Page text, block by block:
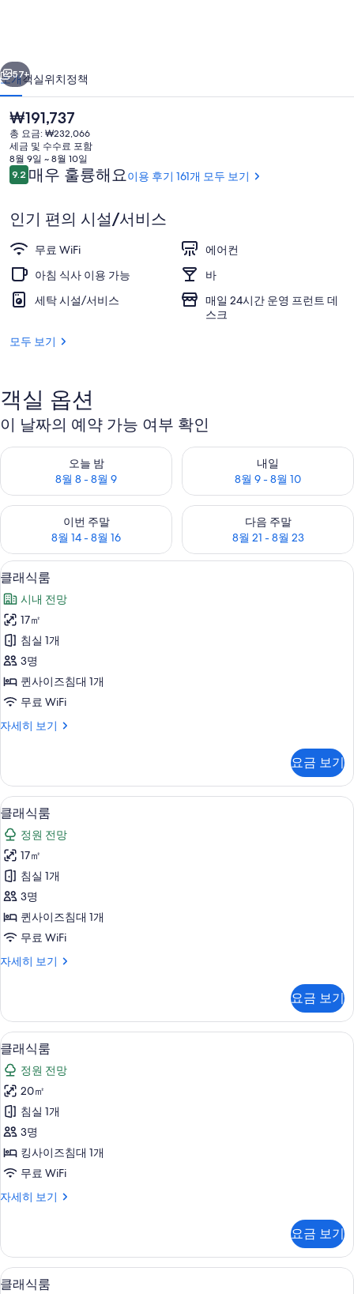
에
의
사
진
갤
리
레스토랑
57+
소개객실위치정책
현
재
가
격
은
₩191,737
₩191,737
총 요금: ₩232,066
세금 및 수수료 포함
8월 9일 ~ 8월 10일
이
용
기
9.210점 만점 중 9.2점.
매우 훌륭해요이용 후기 161개 모두 보기
인기 편의 시설/서비스
무료 WiFi
에어컨
아침 식사 이용 가능
바
세탁 시설/서비스
매일 24시간 운영 프런트 데
스크
모두 보기
객실 옵션
이 날짜의 예약 가능 여부 확인
오늘 밤
8월 8 - 8월 9
오늘 밤 예약 가능 여부 확인, 8월 8 - 8월 9
내일
8월 9 - 8월 10
내일 예약 가능 여부 확인, 8월
이번 주말
8월 14 - 8월 16
이번 주말 예약 가능 여부 확인, 8월 14 - 8월 16
다음 주말
8월 21 - 8월 23
다음 주말 예약 가능 여부 확인
클
래
식
룸
사
진
모
보
클래식룸 | 미니바, 객실 내 금고, 책상,
7
클래식룸
시내 전망
17㎡
침실 1개
3명
퀸사이즈침대 1개
무료 WiFi
자세히 보기
클
자
세
히
보
기
요금 보기
클
래
식
룸
사
진
모
보
클래식룸 | 미니바, 객실 내 금고, 책상,
10
클래식룸
정원 전망
17㎡
침실 1개
3명
퀸사이즈침대 1개
무료 WiFi
자세히 보기
클
자
세
히
보
기
요금 보기
클
래
식
룸
사
진
모
보
클래식룸 | 미니바, 객실 내 금고, 책상,
7
클래식룸
정원 전망
20㎡
침실 1개
3명
킹사이즈침대 1개
무료 WiFi
자세히 보기
클
자
세
히
요금 보기
클
클래식룸 | 미니바, 객실 내 금고, 책상,
9
클래식룸